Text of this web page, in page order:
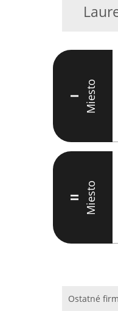
I Miesto
II Miesto
Ostatné